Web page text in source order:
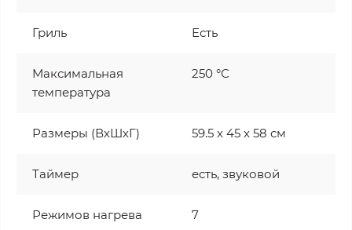
Гриль Есть
Максимальная
температура
250 °С
Размеры (ВхШхГ) 59.5 х 45 x 58 см
Таймер есть, звуковой
Режимов нагрева 7